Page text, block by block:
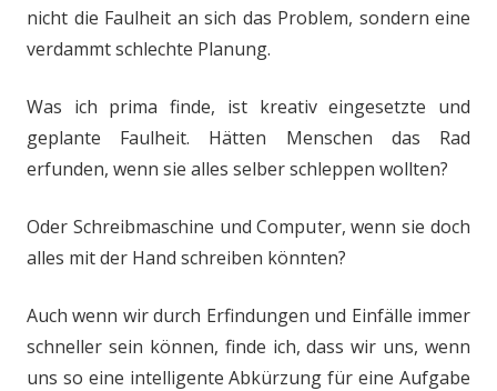
nicht die Faulheit an sich das Problem, sondern eine
verdammt schlechte Planung.
Was ich prima finde, ist kreativ eingesetzte und
geplante Faulheit. Hätten Menschen das Rad
erfunden, wenn sie alles selber schleppen wollten?
Oder Schreibmaschine und Computer, wenn sie doch
alles mit der Hand schreiben könnten?
Auch wenn wir durch Erfindungen und Einfälle immer
schneller sein können, finde ich, dass wir uns, wenn
uns so eine intelligente Abkürzung für eine Aufgabe